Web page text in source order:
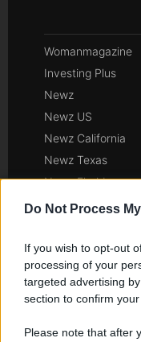
Do Not Process
If you wish to opt-out
processing of your
targeted advertising
section to confirm your
Please note that after
Womanmagazine
Investing Plus
Newz
Newz US
Newz California
Newz Texas
Newz Florida
Newz New York
Newz Illinois
Newz Ohio
Gameland
Scoop Mag